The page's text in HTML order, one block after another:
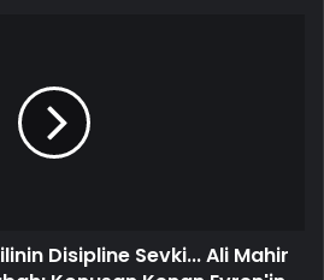
Disipline Sevki... Ali Mahir